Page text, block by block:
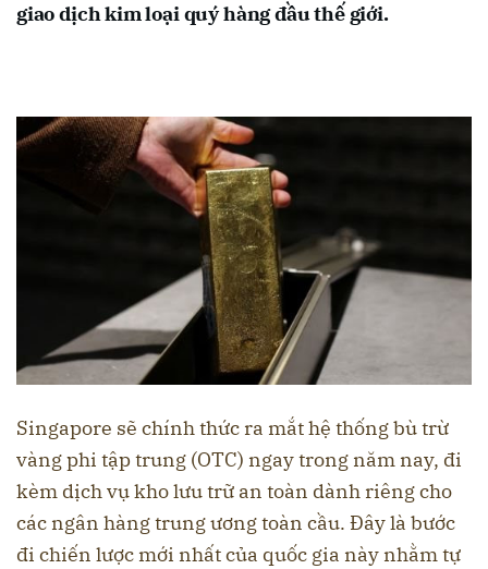
giao dịch kim loại quý hàng đầu thế giới.
Singapore sẽ chính thức ra mắt hệ thống bù trừ
vàng phi tập trung (OTC) ngay trong năm nay, đi
kèm dịch vụ kho lưu trữ an toàn dành riêng cho
các ngân hàng trung ương toàn cầu. Đây là bước
đi chiến lược mới nhất của quốc gia này nhằm tự